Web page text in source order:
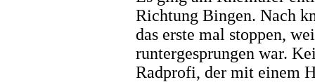
Richtung Bingen. Nach
das erste mal stoppen,
runtergesprungen war.
Radprofi, der mit einem